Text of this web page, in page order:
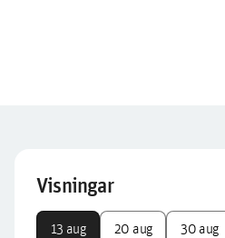
Visningar
13 aug 20 aug 30 aug